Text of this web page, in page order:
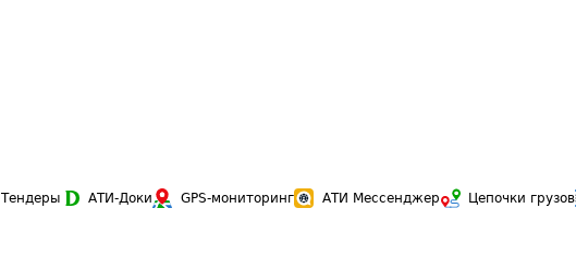
Тендеры АТИ-Доки GPS-мониторинг АТИ Мессенджер Цепочки грузов